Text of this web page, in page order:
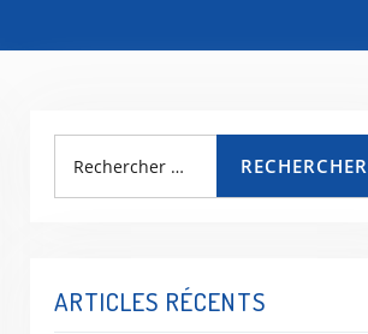
RECHERCHER
ARTICLES RÉCENTS